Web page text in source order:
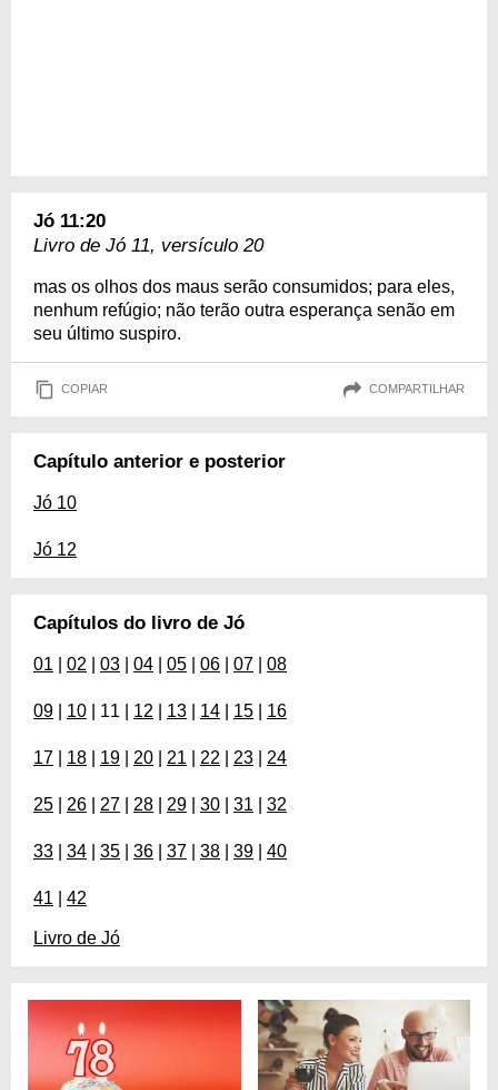
Jó 11:20
Livro de Jó 11, versículo 20
mas os olhos dos maus serão consumidos; para eles,
nenhum refúgio; não terão outra esperança senão em
seu último suspiro.
COPIAR COMPARTILHAR
Capítulo anterior e posterior
Jó 10
Jó 12
Capítulos do livro de Jó
01 02 03 04 05 06 07 08
09 10 | 11 | 12 13 14 15 16
17 18 19 20 21 22 23 24
25 26 27 28 29 30 31 32
33 34 35 36 37 38 39 40
41 42
Livro de Jó